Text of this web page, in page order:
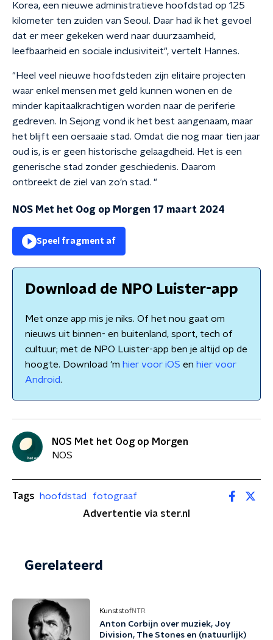
Korea, een nieuwe administratieve hoofdstad op 125
kilometer ten zuiden van Seoul. Daar had ik het gevoel
dat er meer gekeken werd naar duurzaamheid,
leefbaarheid en sociale inclusiviteit", vertelt Hannes.
"Heel veel nieuwe hoofdsteden zijn elitaire projecten
waar enkel mensen met geld kunnen wonen en de
minder kapitaalkrachtigen worden naar de periferie
gedreven. In Sejong vond ik het best aangenaam, maar
het blijft een oersaaie stad. Omdat die nog maar tien jaar
oud is, is er geen historische gelaagdheid. Het is een
generische stad zonder geschiedenis. Daarom
ontbreekt de ziel van zo'n stad. "
NOS Met het Oog op Morgen 17 maart 2024
Speel fragment af
Download de NPO Luister-app
Met onze app mis je niks. Of het nou gaat om
nieuws uit binnen- en buitenland, sport, tech of
cultuur; met de NPO Luister-app ben je altijd op de
hoogte. Download 'm hier voor iOS en hier voor
Android.
NOS Met het Oog op Morgen
NOS
Tags hoofdstad
fotograaf
Advertentie via ster.nl
Gerelateerd
KunststofNTR
Anton Corbijn over muziek, Joy
Division, The Stones en (natuurlijk)